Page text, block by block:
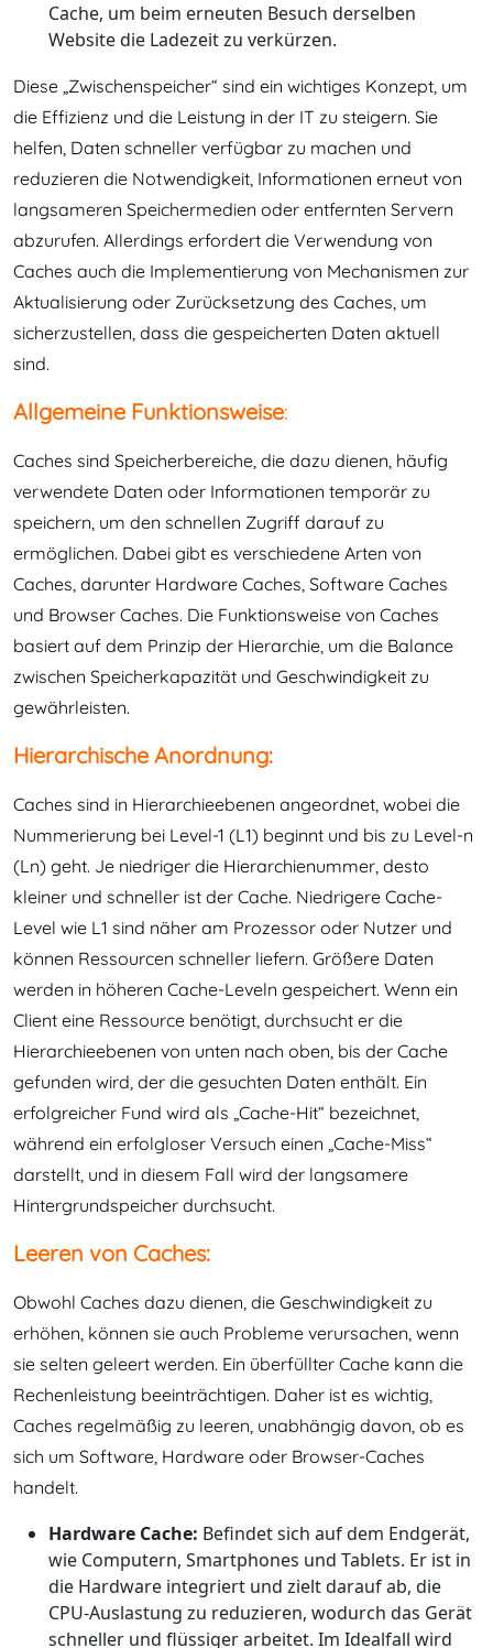
Cache, um beim erneuten Besuch derselben
Website die Ladezeit zu verkürzen.
Diese „Zwischenspeicher“ sind ein wichtiges Konzept, um
die Effizienz und die Leistung in der IT zu steigern. Sie
helfen, Daten schneller verfügbar zu machen und
reduzieren die Notwendigkeit, Informationen erneut von
langsameren Speichermedien oder entfernten Servern
abzurufen. Allerdings erfordert die Verwendung von
Caches auch die Implementierung von Mechanismen zur
Aktualisierung oder Zurücksetzung des Caches, um
sicherzustellen, dass die gespeicherten Daten aktuell
sind.
Allgemeine Funktionsweise:
Caches sind Speicherbereiche, die dazu dienen, häufig
verwendete Daten oder Informationen temporär zu
speichern, um den schnellen Zugriff darauf zu
ermöglichen. Dabei gibt es verschiedene Arten von
Caches, darunter Hardware Caches, Software Caches
und Browser Caches. Die Funktionsweise von Caches
basiert auf dem Prinzip der Hierarchie, um die Balance
zwischen Speicherkapazität und Geschwindigkeit zu
gewährleisten.
Hierarchische Anordnung:
Caches sind in Hierarchieebenen angeordnet, wobei die
Nummerierung bei Level-1 (L1) beginnt und bis zu Level-n
(Ln) geht. Je niedriger die Hierarchienummer, desto
kleiner und schneller ist der Cache. Niedrigere Cache-
Level wie L1 sind näher am Prozessor oder Nutzer und
können Ressourcen schneller liefern. Größere Daten
werden in höheren Cache-Leveln gespeichert. Wenn ein
Client eine Ressource benötigt, durchsucht er die
Hierarchieebenen von unten nach oben, bis der Cache
gefunden wird, der die gesuchten Daten enthält. Ein
erfolgreicher Fund wird als „Cache-Hit“ bezeichnet,
während ein erfolgloser Versuch einen „Cache-Miss“
darstellt, und in diesem Fall wird der langsamere
Hintergrundspeicher durchsucht.
Leeren von Caches:
Obwohl Caches dazu dienen, die Geschwindigkeit zu
erhöhen, können sie auch Probleme verursachen, wenn
sie selten geleert werden. Ein überfüllter Cache kann die
Rechenleistung beeinträchtigen. Daher ist es wichtig,
Caches regelmäßig zu leeren, unabhängig davon, ob es
sich um Software, Hardware oder Browser-Caches
handelt.
Hardware Cache: Befindet sich auf dem Endgerät,
wie Computern, Smartphones und Tablets. Er ist in
die Hardware integriert und zielt darauf ab, die
CPU-Auslastung zu reduzieren, wodurch das Gerät
schneller und flüssiger arbeitet. Im Idealfall wird